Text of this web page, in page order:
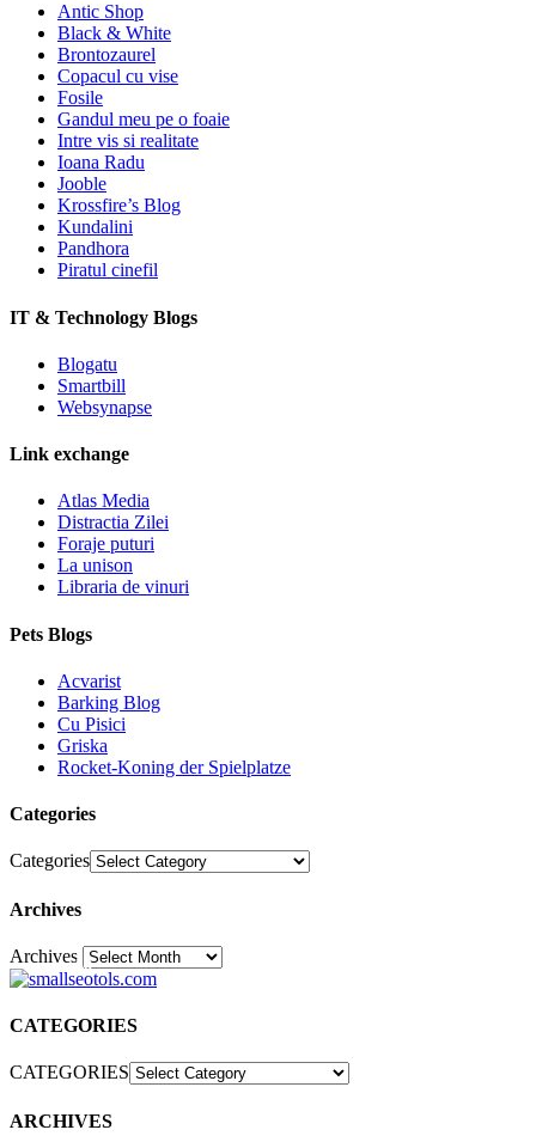
Antic Shop
Black & White
Brontozaurel
Copacul cu vise
Fosile
Gandul meu pe o foaie
Intre vis si realitate
Ioana Radu
Jooble
Krossfire’s Blog
Kundalini
Pandhora
Piratul cinefil
IT & Technology Blogs
Blogatu
Smartbill
Websynapse
Link exchange
Atlas Media
Distractia Zilei
Foraje puturi
La unison
Libraria de vinuri
Pets Blogs
Acvarist
Barking Blog
Cu Pisici
Griska
Rocket-Koning der Spielplatze
Categories
Categories
Archives
Archives30
CATEGORIES
CATEGORIES
ARCHIVES